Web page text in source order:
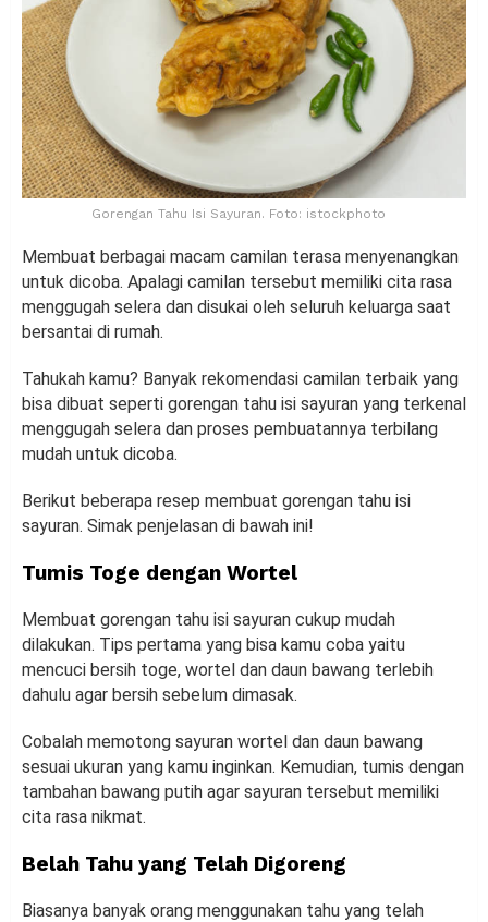
Gorengan Tahu Isi Sayuran. Foto: istockphoto
Membuat berbagai macam camilan terasa menyenangkan
untuk dicoba. Apalagi camilan tersebut memiliki cita rasa
menggugah selera dan disukai oleh seluruh keluarga saat
bersantai di rumah.
Tahukah kamu? Banyak rekomendasi camilan terbaik yang
bisa dibuat seperti gorengan tahu isi sayuran yang terkenal
menggugah selera dan proses pembuatannya terbilang
mudah untuk dicoba.
Berikut beberapa resep membuat gorengan tahu isi
sayuran. Simak penjelasan di bawah ini!
Tumis Toge dengan Wortel
Membuat gorengan tahu isi sayuran cukup mudah
dilakukan. Tips pertama yang bisa kamu coba yaitu
mencuci bersih toge, wortel dan daun bawang terlebih
dahulu agar bersih sebelum dimasak.
Cobalah memotong sayuran wortel dan daun bawang
sesuai ukuran yang kamu inginkan. Kemudian, tumis dengan
tambahan bawang putih agar sayuran tersebut memiliki
cita rasa nikmat.
Belah Tahu yang Telah Digoreng
Biasanya banyak orang menggunakan tahu yang telah